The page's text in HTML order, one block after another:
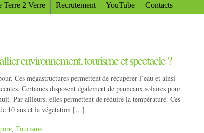
Terre 2 Verre Recrutement YouTube Contacts
environnement, tourisme et spectacle ?
Ces mégastructures permettent de récupérer l’eau et ainsi
Certaines disposent également de panneaux solaires pour
Par ailleurs, elles permettent de réduire la température. Ces
10 ans et la végétation […]
Tourisme